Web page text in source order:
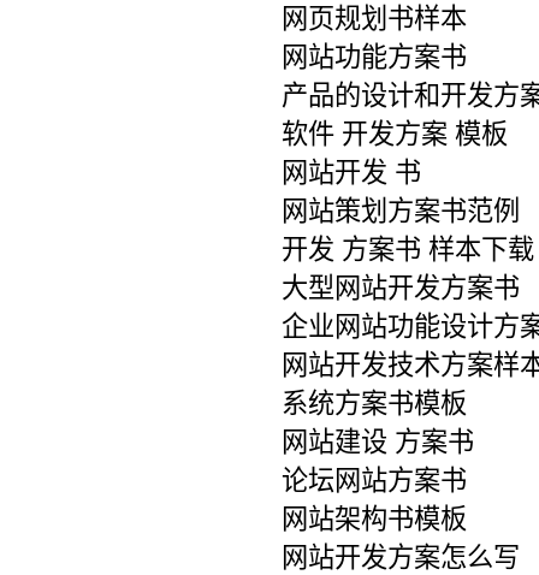
网页规划书样本
网站功能方案书
产品的设计和开发方
软件 开发方案 模板
网站开发 书
网站策划方案书范例
开发 方案书 样本下载
大型网站开发方案书
企业网站功能设计方
网站开发技术方案样
系统方案书模板
网站建设 方案书
论坛网站方案书
网站架构书模板
网站开发方案怎么写